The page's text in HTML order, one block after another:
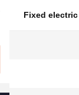
Fixed